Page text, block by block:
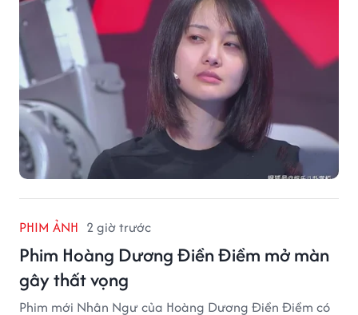
PHIM ẢNH 2 giờ trước
Phim Hoàng Dương Điền Điềm mở màn
gây thất vọng
Phim mới Nhân Ngư của Hoàng Dương Điền Điềm có